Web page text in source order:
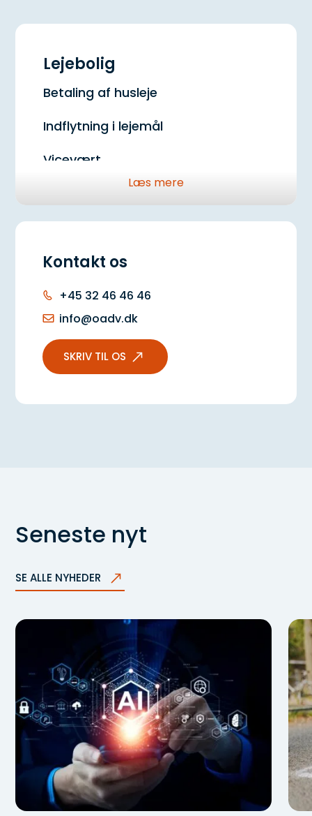
Lejebolig
Betaling af husleje
Indflytning i lejemål
Vicevært
Frit elvalg
Skatter og afgifter
Regulering af din husleje
Opsigelse af lejemål
Læs mere
Kontakt os
+45 32 46 46 46
info@oadv.dk
SKRIV TIL OS
Seneste nyt
SE ALLE NYHEDER